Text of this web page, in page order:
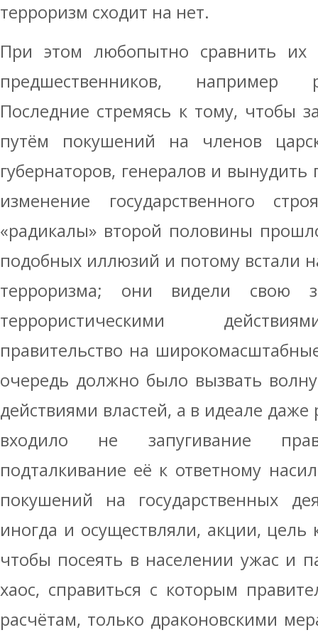
терроризм сходит на нет.
При этом любопытно сравнить их
предшественников, например
Последние стремясь к тому, чтобы
путём покушений на членов
губернаторов, генералов и
изменение государственного
«радикалы» второй половины
подобных иллюзий и потому встали
терроризма; они видели свою
террористическими
правительство на
очередь должно было вызвать
действиями властей, а в идеале
входило не запугивание
подталкивание её к ответному
покушений на государственных
иногда и осуществляли, акции, цель
чтобы посеять в населении ужас и
хаос, справиться с которым
расчётам, только драконовскими